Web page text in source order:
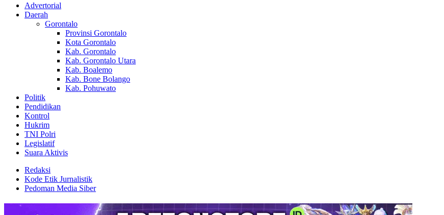
Advertorial
Daerah
Gorontalo
Provinsi Gorontalo
Kota Gorontalo
Kab. Gorontalo
Kab. Gorontalo Utara
Kab. Boalemo
Kab. Bone Bolango
Kab. Pohuwato
Politik
Pendidikan
Kontrol
Hukrim
TNI Polri
Legislatif
Suara Aktivis
Redaksi
Kode Etik Jurnalistik
Pedoman Media Siber